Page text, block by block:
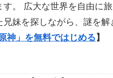
す。 広大な世界を自由に
兄妹を探しながら、謎を解
神」を無料ではじめる 】